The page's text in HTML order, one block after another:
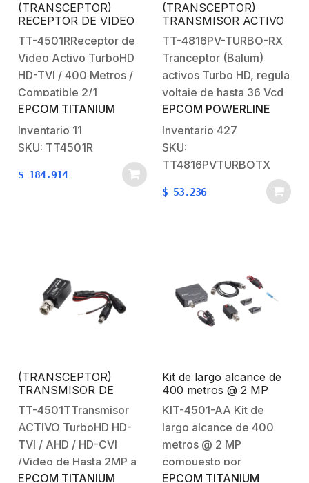
(TRANSCEPTOR)
RECEPTOR DE VIDEO
ACTIVO DE LARGO
ALCANCE / 400 Metros
con RECEPTOR ACTIVO
TT4501T / Resolución 2
MP / Compatible con
cámaras HD-
TVI/CVI/AHD/CVBS /
Protección
Interconstruida contra
sobretensión.
TT-4501RReceptor de
Video Activo TurboHD
HD-TVI / 400 Metros /
Compatible 2/1
MegapixelEl balun de
video TT4501R es un
dispositivo activo
permite la transmisión
EPCOM TITANIUM
Inventario 11
SKU: TT4501R
$ 184.914
(TRANSCEPTOR)
TRANSMISOR ACTIVO
para Kits
KITTT4PVTURBOX,
KITTT8PVTURBOX,
KITTT16PVTURBOX y
KIT-TT16PVTURBOX-
RX / Regula el voltaje de
36 VCD a 12VCD / HD-
TVI/CVI/AHD/CVBS /
Se instala del lado de la
cámara.
TT-4816PV-TURBO-RX
Tranceptor (Balum)
activos Turbo HD, regula
voltaje de hasta 36 Vcd
a 12 VcdEl TT-4816-
PVTURBO-RX es un
transmisor que permite
la transmisión de voltaje
y la señal de video HD
en tiempo real
EPCOM POWERLINE
Inventario 427
SKU:
TT4816PVTURBOTX
$ 53.236
(TRANSCEPTOR)
TRANSMISOR DE
VIDEO ACTIVO DE
LARGO ALCANCE / 400
Metros con RECEPTOR
ACTIVO TT4501R /
Resolución 2 MP /
Compatible con
TT-4501TTransmisor
ACTIVO TurboHD HD-
TVI / AHD / HD-CVI
/Video de Hasta 2MP a
400 Metros con
EPCOM TITANIUM
Kit de largo alcance de
400 metros @ 2 MP
compuesto por
TT4501T + TT4501R /
Activo+Activo
KIT-4501-AA Kit de
largo alcance de 400
metros @ 2 MP
compuesto por
TT4501T + TT4501R /
EPCOM TITANIUM